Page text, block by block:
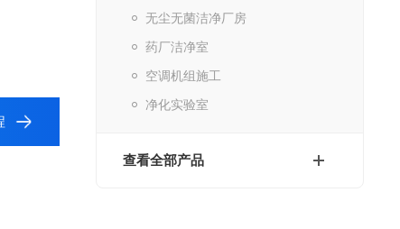
无尘无菌洁净厂房
药厂洁净室
空调机组施工
净化实验室
查看全部产品